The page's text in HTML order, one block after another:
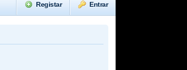
Entrar
Registar